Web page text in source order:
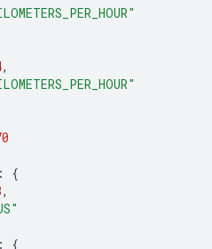
,
:
{
,
:
{